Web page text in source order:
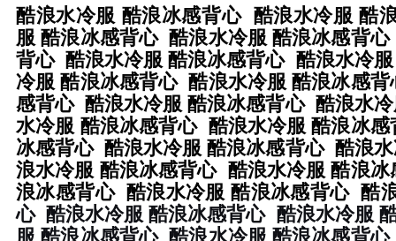
酷浪水冷服 酷浪冰感背心 酷浪水冷服 酷
服 酷浪冰感背心 酷浪水冷服 酷浪冰感背
背心 酷浪水冷服 酷浪冰感背心 酷浪水冷
冷服 酷浪冰感背心 酷浪水冷服 酷浪冰感
感背心 酷浪水冷服 酷浪冰感背心 酷浪水
水冷服 酷浪冰感背心 酷浪水冷服 酷浪冰
冰感背心 酷浪水冷服 酷浪冰感背心 酷浪
浪水冷服 酷浪冰感背心 酷浪水冷服 酷浪
浪冰感背心 酷浪水冷服 酷浪冰感背心 酷
心 酷浪水冷服 酷浪冰感背心 酷浪水冷服
服 酷浪冰感背心 酷浪水冷服 酷浪冰感背